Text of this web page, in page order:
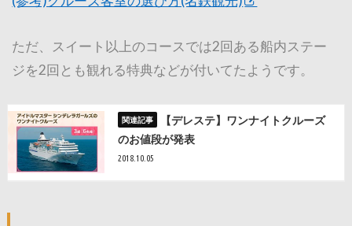
ただ、スイート以上のコースでは2回ある船内ステー
ジを2回とも観れる特典などが付いてたようです。
【デレステ】ワンナイトクルーズ
のお値段が発表
2018.10.05